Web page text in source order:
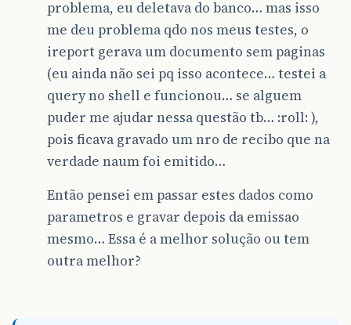
problema, eu deletava do banco… mas isso
me deu problema qdo nos meus testes, o
ireport gerava um documento sem paginas
(eu ainda não sei pq isso acontece… testei a
query no shell e funcionou… se alguem
puder me ajudar nessa questão tb… :roll: ),
pois ficava gravado um nro de recibo que na
verdade naum foi emitido…
Então pensei em passar estes dados como
parametros e gravar depois da emissao
mesmo… Essa é a melhor solução ou tem
outra melhor?